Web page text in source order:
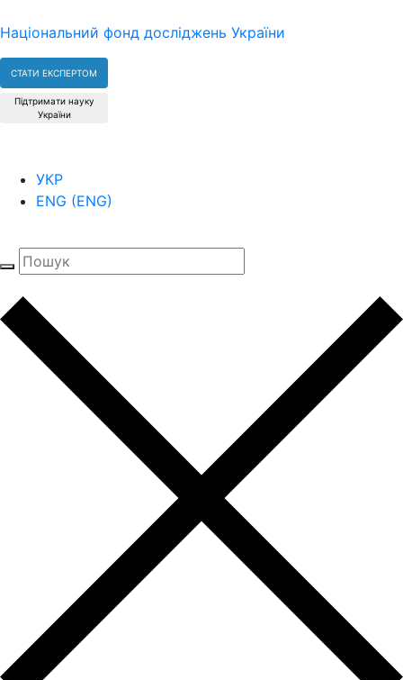
Національний фонд досліджень України
СТАТИ ЕКСПЕРТОМ
Підтримати науку
України
УКР
ENG (ENG)